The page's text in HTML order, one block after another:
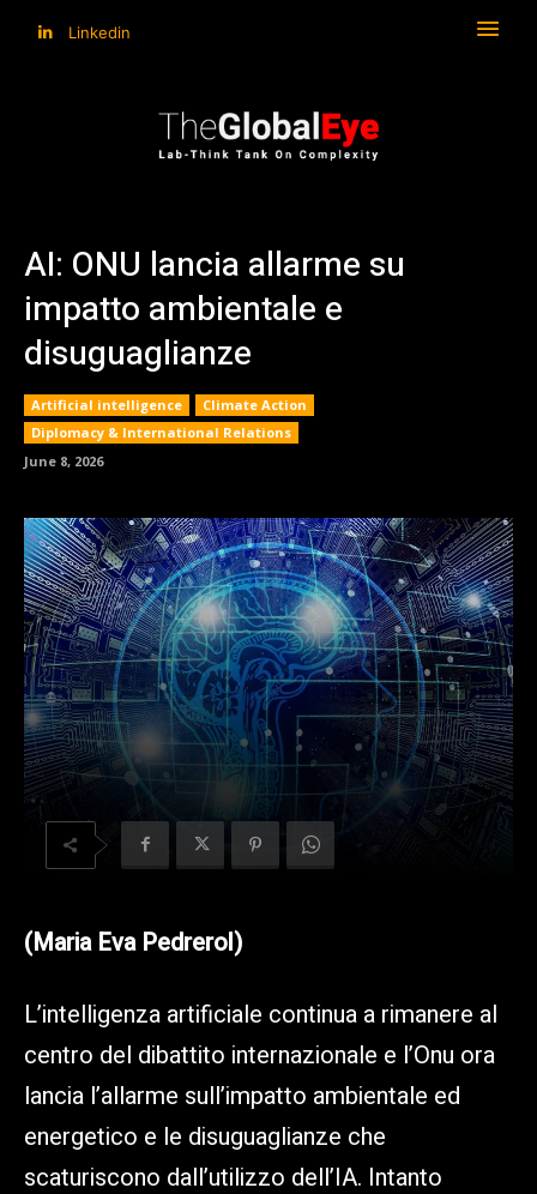
Linkedin
AI: ONU lancia allarme su
impatto ambientale e
disuguaglianze
Artificial intelligence
Climate Action
Diplomacy & International Relations
June 8, 2026
(Maria Eva Pedrerol)
L’intelligenza artificiale continua a rimanere al
centro del dibattito internazionale e l’Onu ora
lancia l’allarme sull’impatto ambientale ed
energetico e le disuguaglianze che
scaturiscono dall’utilizzo dell’IA. Intanto